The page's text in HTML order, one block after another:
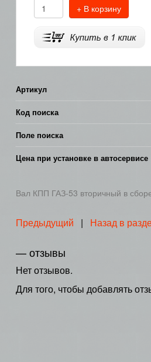
+ В корзину
Артикул
Код поиска
Поле поиска
Цена при установке в автосервисе
Вал КПП ГАЗ-53 вторичный в
Предыдущий | Назад в
— отзывы
Нет отзывов.
Для того, чтобы добавлять